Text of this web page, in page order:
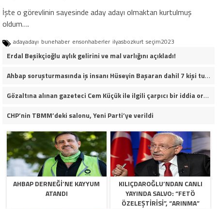
İşte o görevlinin sayesinde aday adayı olmaktan kurtulmuş
oldum….
adayadayı bunehaber ensonhaberler ilyasbozkurt seçim2023
Erdal Beşikçioğlu aylık gelirini ve mal varlığını açıkladı!
Ahbap soruşturmasında iş insanı Hüseyin Başaran dahil 7 kişi tutuklandı.
Gözaltına alınan gazeteci Cem Küçük ile ilgili çarpıcı bir iddia ortaya atıldı.
CHP’nin TBMM’deki salonu, Yeni Parti’ye verildi
AHBAP DERNEĞI’NE KAYYUM
ATANDI
KILIÇDAROĞLU’NDAN CANLI
YAYINDA SALVO: “FETÖ
ÖZELEŞTIRISI”, “ARINMA”